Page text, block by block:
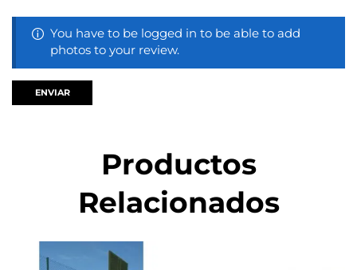
You have to be logged in to be able to add
photos to your review.
Productos
Relacionados